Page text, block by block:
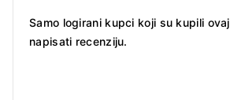
Samo logirani kupci koji su kupili
napisati recenziju.